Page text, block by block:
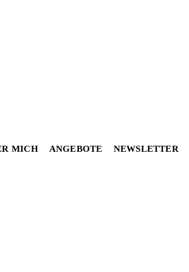
MICH ANGEBOTE NEWSLETTER